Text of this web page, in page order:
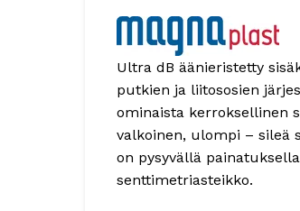
Ultra dB äänieristetty
putkien ja liitososien
ominaista kerroksellinen
valkoinen, ulompi – sileä
on pysyvällä
senttimetriasteikko.